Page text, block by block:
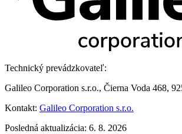
Technický prevádzkovateľ:
Galileo Corporation s.r.o., Čierna Voda 468,
Kontakt: Galileo Corporation s.r.o.
Posledná aktualizácia: 6. 8. 2026